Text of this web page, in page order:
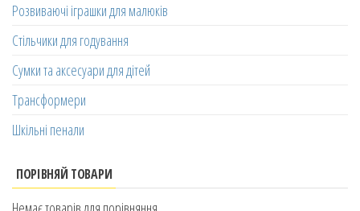
Розвиваючі іграшки для малюків
Стільчики для годування
Сумки та аксесуари для дітей
Трансформери
Шкільні пенали
ПОРІВНЯЙ ТОВАРИ